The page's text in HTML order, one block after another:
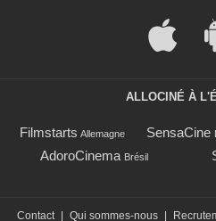
ALLOCINÉ À
Filmstarts Allemagne SensaCine
AdoroCinema Brésil
Contact Qui sommes-nous